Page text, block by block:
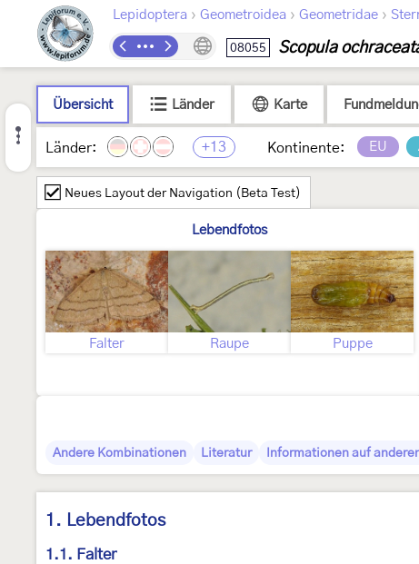
Lepidoptera › Geometroidea › Geometridae ›
08055 Scopula
Übersicht Länder Karte
Länder: +13 Kontinente: EU
Neues Layout der Navigation (Beta Test)
Lebendfotos
Falter Raupe Puppe
Andere Kombinationen Literatur Informationen auf
1. Lebendfotos
1.1. Falter